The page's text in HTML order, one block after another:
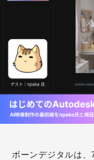
ボーンデジタルは